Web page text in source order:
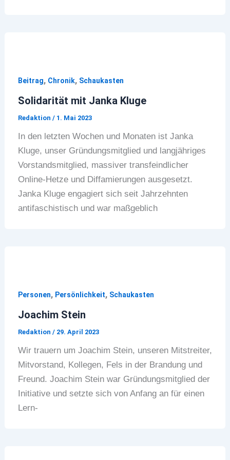
Beitrag, Chronik, Schaukasten
Solidarität mit Janka Kluge
Redaktion / 1. Mai 2023
In den letzten Wochen und Monaten ist Janka
Kluge, unser Gründungsmitglied und langjähriges
Vorstandsmitglied, massiver transfeindlicher
Online-Hetze und Diffamierungen ausgesetzt.
Janka Kluge engagiert sich seit Jahrzehnten
antifaschistisch und war maßgeblich
Personen, Persönlichkeit, Schaukasten
Joachim Stein
Redaktion / 29. April 2023
Wir trauern um Joachim Stein, unseren Mitstreiter,
Mitvorstand, Kollegen, Fels in der Brandung und
Freund. Joachim Stein war Gründungsmitglied der
Initiative und setzte sich von Anfang an für einen
Lern-